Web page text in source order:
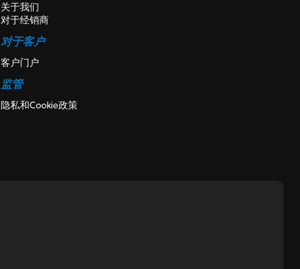
关于我们
对于经销商
对于客户
客户门户
监管
隐私和Cookie政策